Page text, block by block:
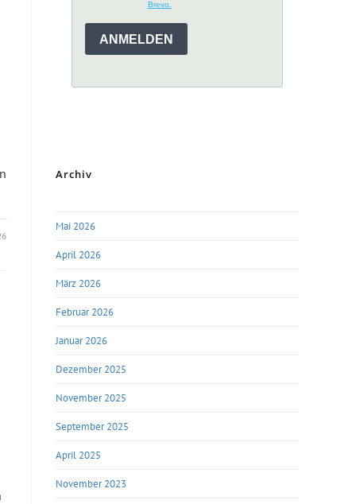
Archiv
Mai 2026
April 2026
März 2026
Februar 2026
Januar 2026
Dezember 2025
November 2025
September 2025
April 2025
November 2023